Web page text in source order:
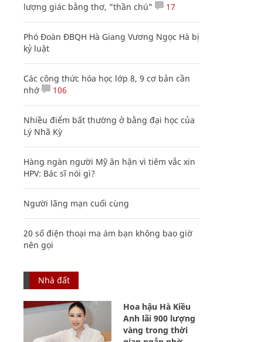
lượng giác bằng thơ, "thần chú"
17
Phó Đoàn ĐBQH Hà Giang Vương Ngọc Hà bị
kỷ luật
Các công thức hóa học lớp 8, 9 cơ bản cần
nhớ
106
Nhiều điểm bất thường ở bằng đại học của
Lý Nhã Kỳ
Hàng ngàn người Mỹ ân hận vì tiêm vắc xin
HPV: Bác sĩ nói gì?
Người lãng mạn cuối cùng
20 số điện thoại ma ám bạn không bao giờ
nên gọi
Nhà đất
Hoa hậu Hà Kiều
Anh lãi 900 lượng
vàng trong thời